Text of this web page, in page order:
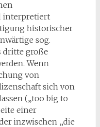
interpretiert
historischer
sog.
dritte große
Wenn
von
sich von
(„too big to
einer
inzwischen „die